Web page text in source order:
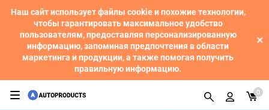
Наш сайт использует файлы cookie и похожие технологии,
чтобы гарантировать максимальное удобство
пользователям, предоставляя персонализированную
информацию, запоминая предпочтения в области
маркетинга и продукции, а также помогая получить
правильную информацию.
0